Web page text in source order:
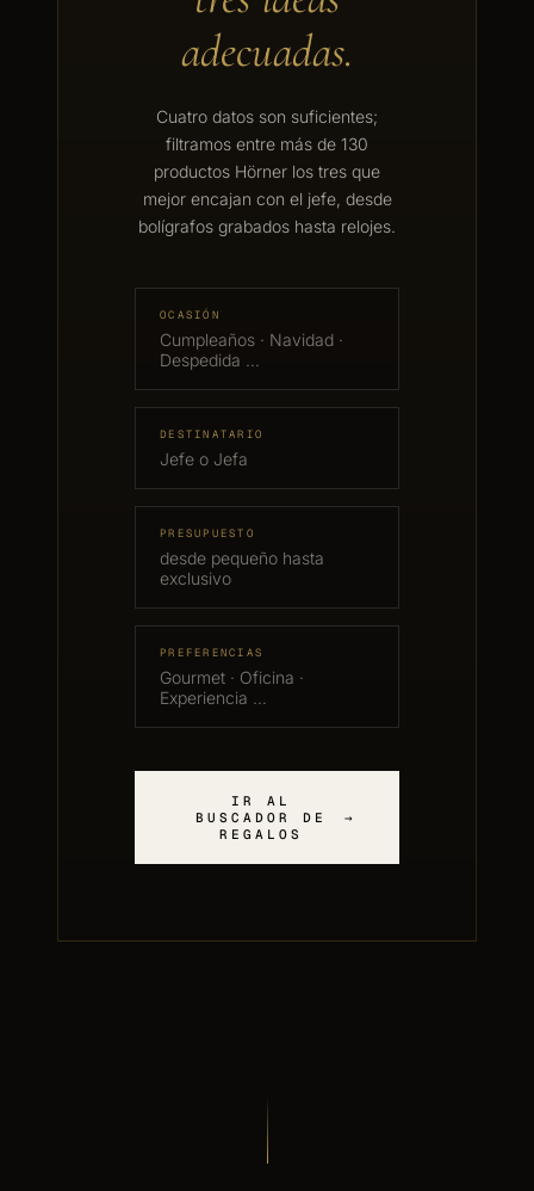
adecuadas.
Cuatro datos son suficientes;
filtramos entre más de 130
productos Hörner los tres que
mejor encajan con el jefe, desde
bolígrafos grabados hasta relojes.
OCASIÓN
Cumpleaños · Navidad ·
Despedida …
DESTINATARIO
Jefe o Jefa
PRESUPUESTO
desde pequeño hasta
exclusivo
PREFERENCIAS
Gourmet · Oficina ·
Experiencia …
IR AL
BUSCADOR DE
REGALOS
→